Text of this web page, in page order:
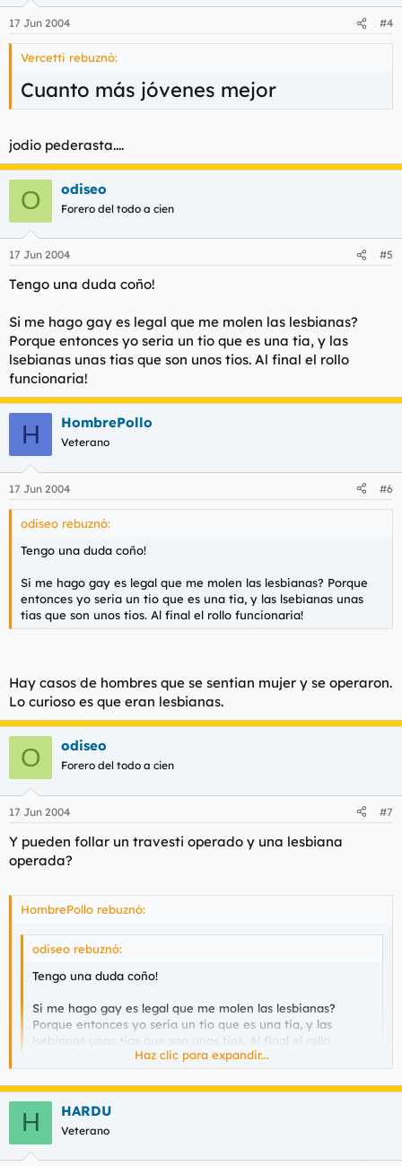
17 Jun 2004 #4
Vercetti rebuznó:
Cuanto más jóvenes mejor
jodio pederasta....
O odiseo
Forero del todo a cien
17 Jun 2004 #5
Tengo una duda coño!
Si me hago gay es legal que me molen las lesbianas?
Porque entonces yo seria un tio que es una tia, y las
lsebianas unas tias que son unos tios. Al final el rollo
funcionaria!
H HombrePollo
Veterano
17 Jun 2004 #6
odiseo rebuznó:
Tengo una duda coño!
Si me hago gay es legal que me molen las lesbianas? Porque
entonces yo seria un tio que es una tia, y las lsebianas unas
tias que son unos tios. Al final el rollo funcionaria!
Hay casos de hombres que se sentian mujer y se operaron.
Lo curioso es que eran lesbianas.
O odiseo
Forero del todo a cien
17 Jun 2004 #7
Y pueden follar un travesti operado y una lesbiana
operada?
HombrePollo rebuznó:
odiseo rebuznó:
Tengo una duda coño!
Si me hago gay es legal que me molen las lesbianas?
Porque entonces yo seria un tio que es una tia, y las
lsebianas unas tias que son unos tios. Al final el rollo
Haz clic para expandir...
Hay casos de hombres que se sentian mujer y se operaron. Lo
curioso es que eran lesbianas.
Haz clic para expandir...
H HARDU
Veterano